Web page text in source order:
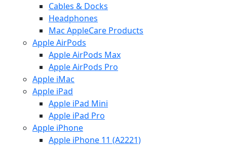
Cables & Docks
Headphones
Mac AppleCare Products
Apple AirPods
Apple AirPods Max
Apple AirPods Pro
Apple iMac
Apple iPad
Apple iPad Mini
Apple iPad Pro
Apple iPhone
Apple iPhone 11 (A2221)